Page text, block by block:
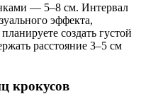
— 5–8 см. Интервал
эффекта,
создать густой
расстояние 3–5 см
крокусов